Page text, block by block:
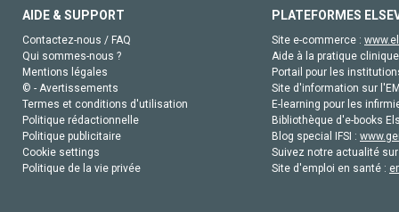
AIDE & SUPPORT
Contactez-nous / FAQ
Qui sommes-nous ?
Mentions légales
© - Avertissements
Termes et conditions d'utilisation
Politique rédactionnelle
Politique publicitaire
Cookie settings
Politique de la vie privée
PLATEFORMES
Site e-commerce :
Aide à la pratique
Portail pour les
Site d'information sur
E-learning pour les
Bibliothèque d'e-books
Blog special IFSI :
Suivez notre actualité
Site d'emploi en santé :